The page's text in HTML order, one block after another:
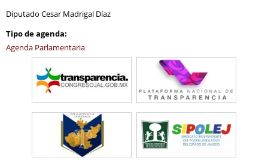
Diputado Cesar Madrigal Díaz
Tipo de agenda:
Agenda Parlamentaria